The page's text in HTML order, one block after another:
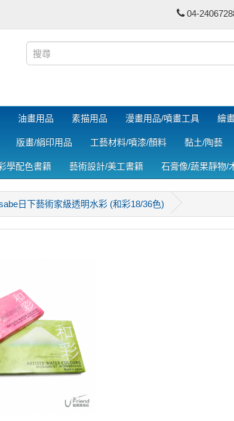
04-
油畫用品 素描用品 漫畫用品/噴畫工具 繪
版畫/絹印用品 工藝材料/噴漆/顏料 黏土/陶藝
學配色書籍 藝術設計/美工書籍 石膏像/蔬果靜物/
日下藝術家級透明水彩 (和彩18/36色)